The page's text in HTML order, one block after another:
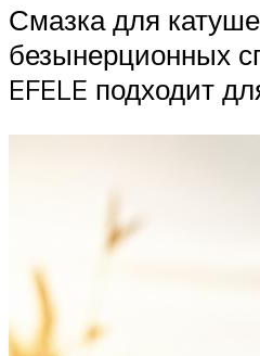
Смазка для
безынерционных
EFELE подходит